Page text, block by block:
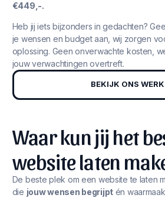
€449,-.
Heb jij iets bijzonders in gedachten?
je wensen en budget aan, wij zorgen
oplossing. Geen onverwachte kosten,
jouw verwachtingen overtreft.
BEKIJK ONS WERK
Waar kun jij het
website laten
De beste plek om een website te laten
die jouw wensen begrijpt én